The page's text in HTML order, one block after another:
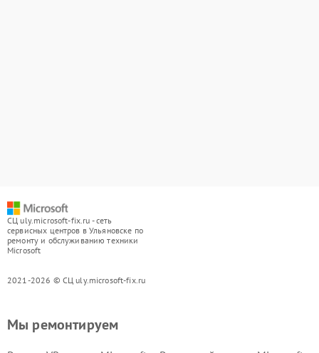
СЦ uly.microsoft-fix.ru - сеть
сервисных центров в Ульяновске по
ремонту и обслуживанию техники
Microsoft
2021-2026 © СЦ uly.microsoft-fix.ru
Мы ремонтируем